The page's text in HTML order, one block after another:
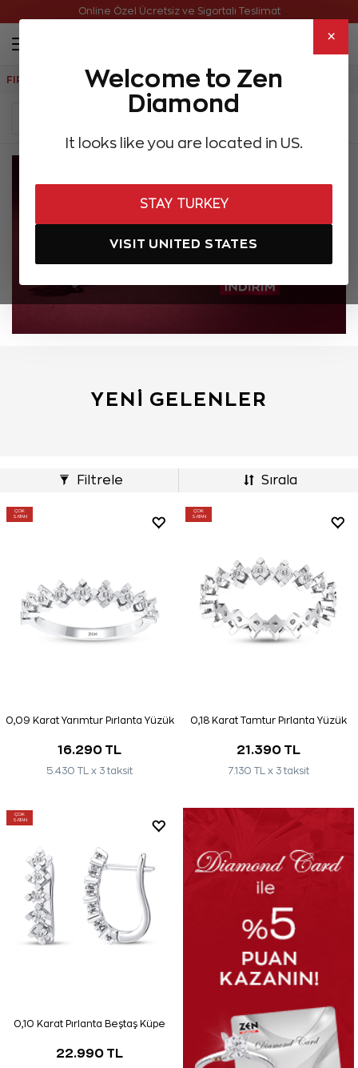
×
Welcome to Zen
Diamond
It looks like you are located in US.
STAY TURKEY
VISIT UNITED STATES
Online Özel Ücretsiz ve Sigortalı Teslimat
FIRSATLAR Aynı Gün Kargo Çok Satanlar Hediye Önerileri
YENI GELENLER
Filtrele Sırala
ÇOK
SATAN
0,09 Karat Yarımtur Pırlanta Yüzük
16.290 TL
5.430 TL x 3 taksit
ÇOK
SATAN
0,18 Karat Tamtur Pırlanta Yüzük
21.390 TL
7.130 TL x 3 taksit
ÇOK
SATAN
0,10 Karat Pırlanta Beştaş Küpe
22.990 TL